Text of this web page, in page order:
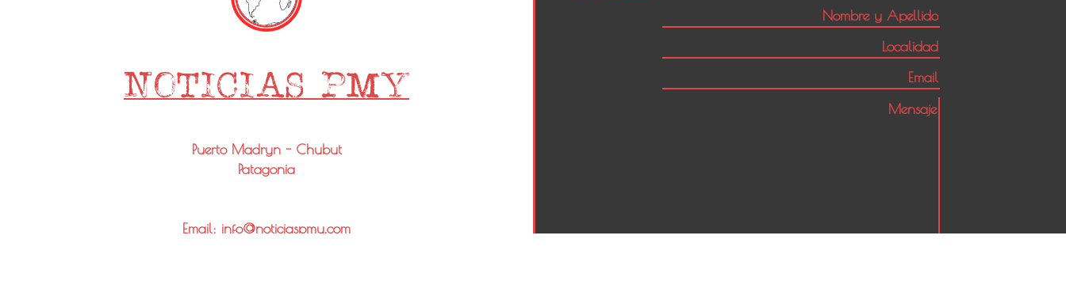
Puerto Madryn - Chubut
Patagonia
Email: info@noticiaspmy.com